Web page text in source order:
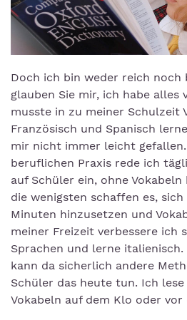
Doch ich bin weder reich noch
glauben Sie mir, ich habe alles
musste in zu meiner Schulzeit
Französisch und Spanisch
mir nicht immer leicht
beruflichen Praxis rede ich
auf Schüler ein, ohne Vokabeln
die wenigsten schaffen es,
Minuten hinzusetzen und
meiner Freizeit verbessere ich
Sprachen und lerne
kann da sicherlich andere
Schüler das heute tun. Ich
Vokabeln auf dem Klo oder vor